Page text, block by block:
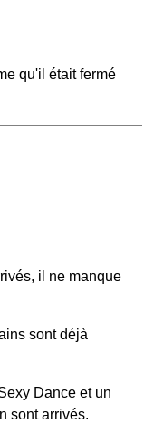
qu'il était fermé
il ne manque
sont déjà
Dance et un
sont arrivés.